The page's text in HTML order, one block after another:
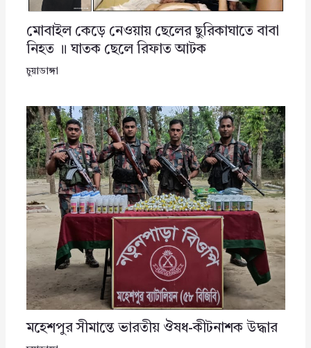
মোবাইল কেড়ে নেওয়ায় ছেলের ছুরিকাঘাতে বাবা
নিহত ॥ ঘাতক ছেলে রিফাত আটক
চুয়াডাঙ্গা
মহেশপুর সীমান্তে ভারতীয় ঔষধ-কীটনাশক উদ্ধার